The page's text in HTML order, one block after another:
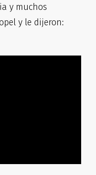
y muchos
y le dijeron: